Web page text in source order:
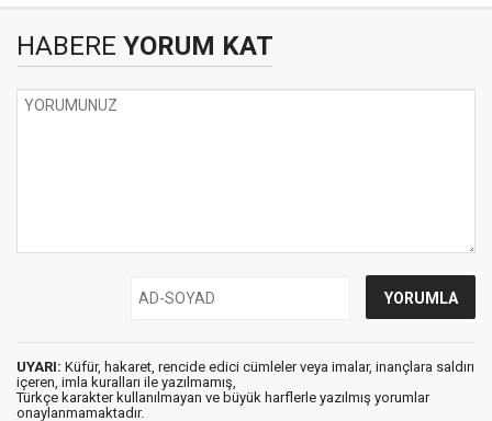
HABERE YORUM KAT
UYARI: Küfür, hakaret, rencide edici cümleler veya imalar, inançlara saldırı
içeren, imla kuralları ile yazılmamış,
Türkçe karakter kullanılmayan ve büyük harflerle yazılmış yorumlar
onaylanmamaktadır.